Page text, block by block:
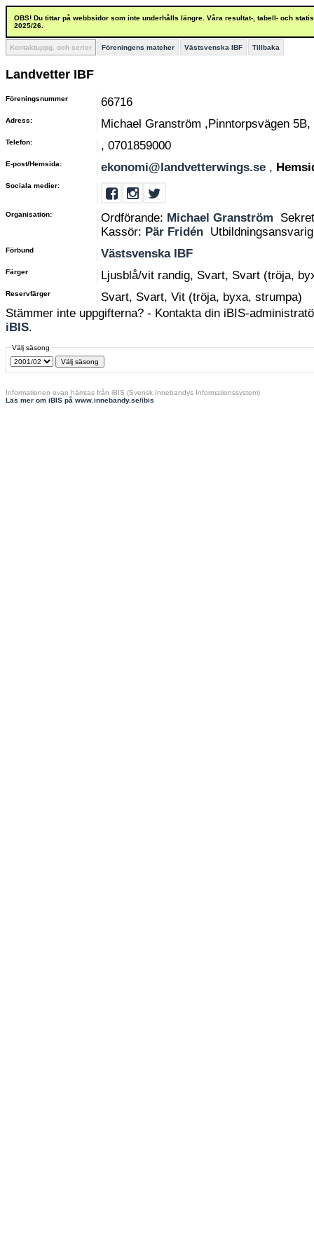
OBS! Du tittar på webbsidor som inte underhålls längre. Våra resultat-, tabell- och
2025/26.
Kontaktuppg. och serier Föreningens matcher Västsvenska IBF Tillbaka
Landvetter IBF
Föreningsnummer 66716
Adress: Michael Granström ,Pinntorpsvägen
Telefon: , 0701859000
E-post/Hemsida: ekonomi@landvetterwings.se ,
Sociala medier:
Organisation: Ordförande: Michael Granström
Kassör: Pär Fridén
Förbund Västsvenska IBF
Färger Ljusblå/vit randig, Svart, Svart (tröja,
Reservfärger
Svart, Svart, Vit (tröja, byxa, strumpa)
Stämmer inte uppgifterna? - Kontakta din iBIS-
iBIS.
Välj säsong
Informationen ovan hämtas från iBIS (Svensk Innebandys Informationssystem)
Läs mer om iBIS på www.innebandy.se/ibis